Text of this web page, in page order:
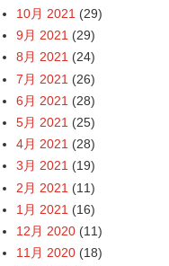
10月 2021 (29)
9月 2021 (29)
8月 2021 (24)
7月 2021 (26)
6月 2021 (28)
5月 2021 (25)
4月 2021 (28)
3月 2021 (19)
2月 2021 (11)
1月 2021 (16)
12月 2020 (11)
11月 2020 (18)